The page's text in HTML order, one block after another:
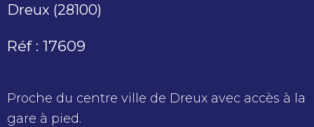
Dreux (28100)
Réf : 17609
Proche du centre ville de Dreux avec accès à la
gare à pied.